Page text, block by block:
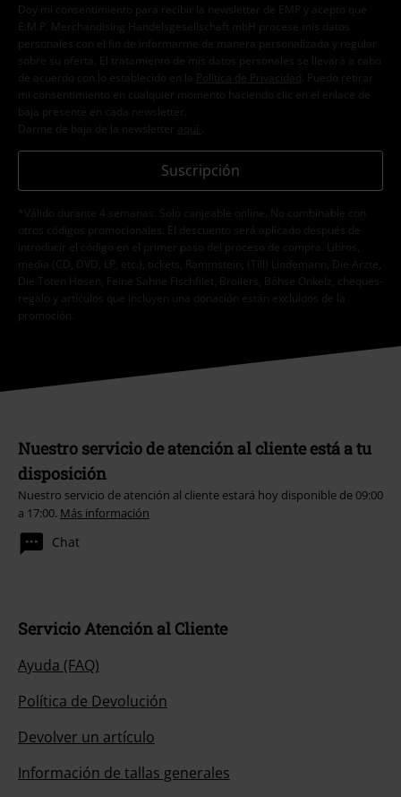
Doy mi consentimiento para recibir la newsletter de EMP y acepto que
E.M.P. Merchandising Handelsgesellschaft mbH procese mis datos
personales con el fin de informarme de manera personalizada y regular
sobre su oferta. El tratamiento de mis datos personales se llevará a cabo
de acuerdo con lo establecido en la
Política de Privacidad . Puedo retirar
mi consentimiento en cualquier momento haciendo clic en el enlace de
baja presente en cada newsletter.
Darme de baja de la newsletter
aquí
Suscripción
*Válido durante 4 semanas. Solo canjeable online. No combinable con
otros códigos promocionales. El descuento será aplicado después de
introducir el código en el primer paso del proceso de compra. Libros,
media (CD, DVD, LP, etc.), tickets, Rammstein, (Till) Lindemann, Die Ärzte,
Die Toten Hosen, Feine Sahne Fischfilet, Broilers, Böhse Onkelz, cheques-
regalo y artículos que incluyen una donación están excluidos de la
promoción.
Nuestro servicio de atención al cliente está a tu
disposición
Nuestro servicio de atención al cliente estará hoy disponible de 09:00
a 17:00. Más información
Chat
Servicio Atención al Cliente
Ayuda (FAQ)
Política de Devolución
Devolver un artículo
Información de tallas generales